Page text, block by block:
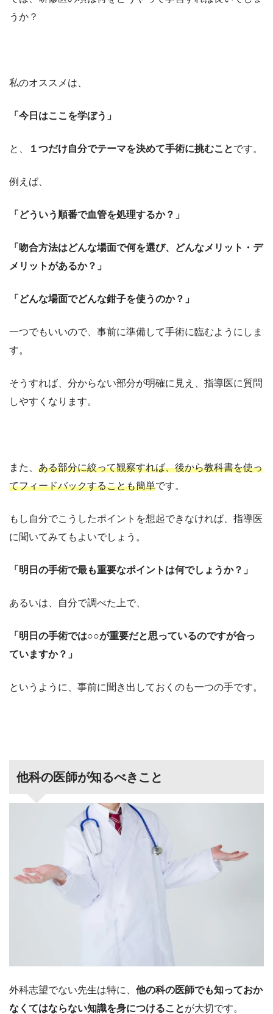
うか？
私のオススメは、
「今日はここを学ぼう」
と、 １つだけ自分でテーマを決めて手術に挑むことです。
例えば、
「どういう順番で血管を処理するか？」
「吻合方法はどんな場面で何を選び、どんなメリット・デ
メリットがあるか？」
「どんな場面でどんな鉗子を使うのか？」
一つでもいいので、事前に準備して手術に臨むようにしま
す。
そうすれば、分からない部分が明確に見え、指導医に質問
しやすくなります。
また、 ある部分に絞って観察すれば、後から教科書を使っ
てフィードバックすることも簡単です。
もし自分でこうしたポイントを想起できなければ、指導医
に聞いてみてもよいでしょう。
「明日の手術で最も重要なポイントは何でしょうか？」
あるいは、自分で調べた上で、
「明日の手術では○○が重要だと思っているのですが合っ
ていますか？」
というように、事前に聞き出しておくのも一つの手です。
他科の医師が知るべきこと
外科志望でない先生は特に、 他の科の医師でも知っておか
なくてはならない知識を身につけることが大切です。